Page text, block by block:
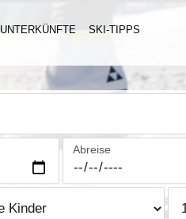
SKI-TIPPS
Abreise